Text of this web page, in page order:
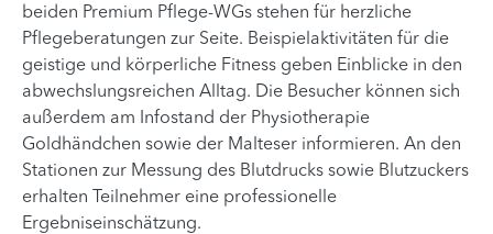
beiden Premium Pflege-WGs stehen für herzliche
Pflegeberatungen zur Seite. Beispielaktivitäten für die
geistige und körperliche Fitness geben Einblicke in den
abwechslungsreichen Alltag. Die Besucher können sich
außerdem am Infostand der Physiotherapie
Goldhändchen sowie der Malteser informieren. An den
Stationen zur Messung des Blutdrucks sowie Blutzuckers
erhalten Teilnehmer eine professionelle
Ergebniseinschätzung.